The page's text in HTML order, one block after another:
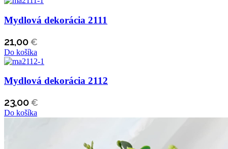
Mydlová dekorácia 2111
21,00€
Do košíka
Mydlová dekorácia 2112
23,00€
Do košíka